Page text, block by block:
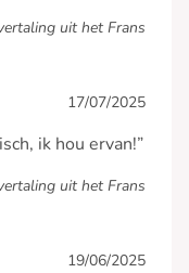
uit het Frans
17/07/2025
ik hou ervan!”
uit het Frans
19/06/2025